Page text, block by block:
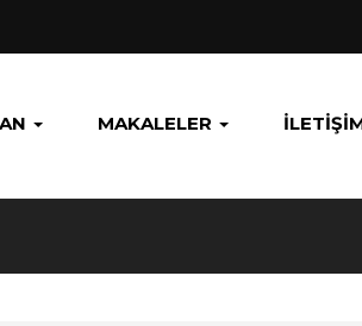
MAKALELER